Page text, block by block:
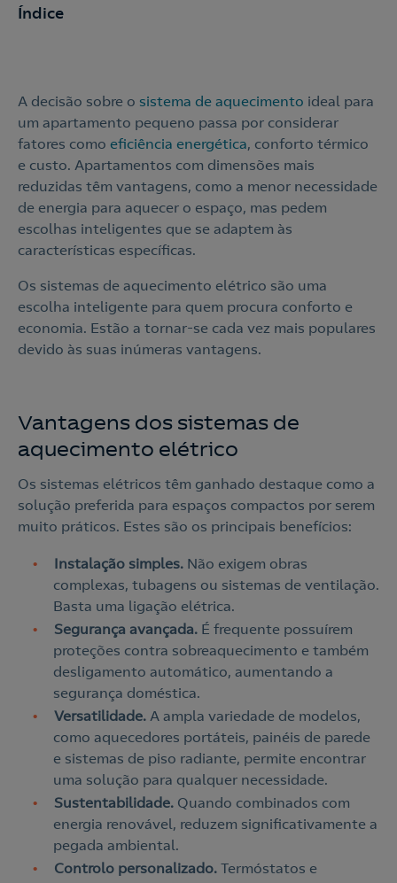
A decisão sobre o sistema de aquecimento ideal para
um apartamento pequeno passa por considerar
fatores como eficiência energética, conforto térmico
e custo. Apartamentos com dimensões mais
reduzidas têm vantagens, como a menor necessidade
de energia para aquecer o espaço, mas pedem
escolhas inteligentes que se adaptem às
características específicas.
Os sistemas de aquecimento elétrico são uma
escolha inteligente para quem procura conforto e
economia. Estão a tornar-se cada vez mais populares
devido às suas inúmeras vantagens.
Vantagens dos sistemas de
aquecimento elétrico
Os sistemas elétricos têm ganhado destaque como a
solução preferida para espaços compactos por serem
muito práticos. Estes são os principais benefícios:
Instalação simples. Não exigem obras
complexas, tubagens ou sistemas de ventilação.
Basta uma ligação elétrica.
Segurança avançada. É frequente possuírem
proteções contra sobreaquecimento e também
desligamento automático, aumentando a
segurança doméstica.
Versatilidade. A ampla variedade de modelos,
como aquecedores portáteis, painéis de parede
e sistemas de piso radiante, permite encontrar
uma solução para qualquer necessidade.
Sustentabilidade. Quando combinados com
energia renovável, reduzem significativamente a
pegada ambiental.
Controlo personalizado. Termóstatos e
Índice